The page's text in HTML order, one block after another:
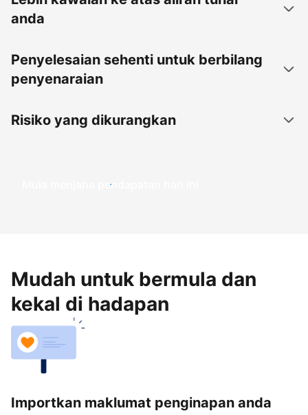
anda
Penyelesaian sehenti untuk berbilang
penyenaraian
Risiko yang dikurangkan
Mula menjana pendapatan hari ini
Mudah untuk bermula dan
kekal di hadapan
Importkan maklumat penginapan anda